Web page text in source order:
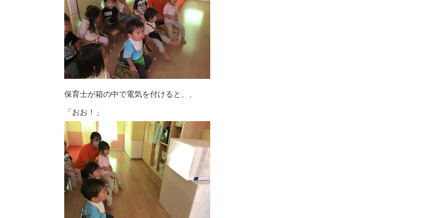
保育士が箱の中で電気を付けると、、
「おお！」